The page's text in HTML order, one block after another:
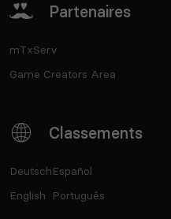
Partenaires
mTxServ
Game Creators Area
Classements
Deutsch
English
Español
Português